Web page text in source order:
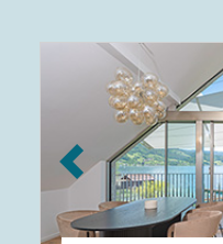
Previous